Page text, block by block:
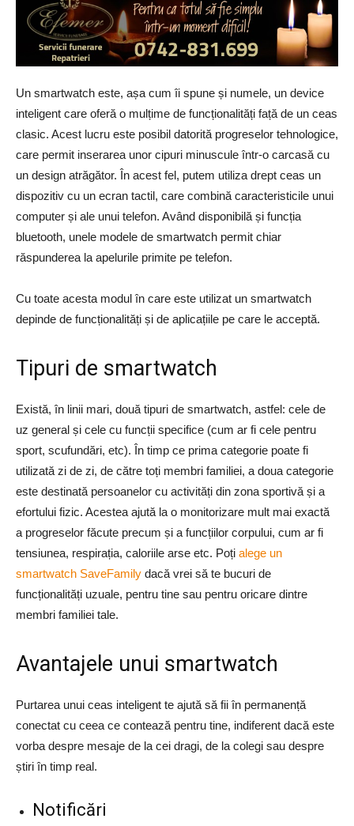
Un smartwatch este, așa cum îi spune și numele, un device
inteligent care oferă o mulțime de funcționalități față de un ceas
clasic. Acest lucru este posibil datorită progreselor tehnologice,
care permit inserarea unor cipuri minuscule într-o carcasă cu
un design atrăgător. În acest fel, putem utiliza drept ceas un
dispozitiv cu un ecran tactil, care combină caracteristicile unui
computer și ale unui telefon. Având disponibilă și funcția
bluetooth, unele modele de smartwatch permit chiar
răspunderea la apelurile primite pe telefon.
Cu toate acesta modul în care este utilizat un smartwatch
depinde de funcționalități și de aplicațiile pe care le acceptă.
Tipuri de smartwatch
Există, în linii mari, două tipuri de smartwatch, astfel: cele de
uz general și cele cu funcții specifice (cum ar fi cele pentru
sport, scufundări, etc). În timp ce prima categorie poate fi
utilizată zi de zi, de către toți membri familiei, a doua categorie
este destinată persoanelor cu activități din zona sportivă și a
efortului fizic. Acestea ajută la o monitorizare mult mai exactă
a progreselor făcute precum și a funcțiilor corpului, cum ar fi
tensiunea, respirația, caloriile arse etc. Poți alege un
smartwatch SaveFamily dacă vrei să te bucuri de
funcționalități uzuale, pentru tine sau pentru oricare dintre
membri familiei tale.
Avantajele unui smartwatch
Purtarea unui ceas inteligent te ajută să fii în permanență
conectat cu ceea ce contează pentru tine, indiferent dacă este
vorba despre mesaje de la cei dragi, de la colegi sau despre
știri în timp real.
Notificări